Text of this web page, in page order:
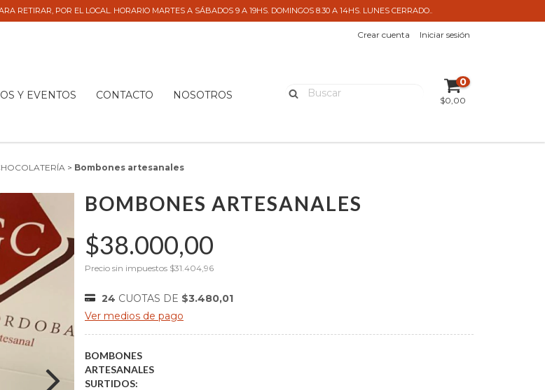
RETIRAR, POR EL LOCAL. HORARIO MARTES A SÁBADOS 9 A 19HS. DOMINGOS 8.30 A 14HS. LUNES CERRADO..
Crear cuenta Iniciar sesión
Y EVENTOS CONTACTO NOSOTROS
0
$0,00
> Bombones artesanales
BOMBONES ARTESANALES
$38.000,00
Precio sin impuestos $31.404,96
24 CUOTAS DE $3.480,01
Ver medios de pago
BOMBONES
ARTESANALES
SURTIDOS: